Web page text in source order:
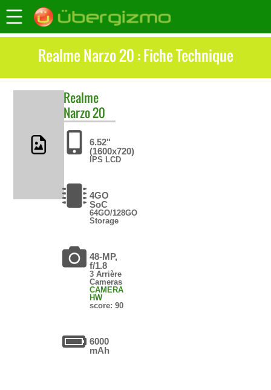
Realme Narzo 20 : Fiche Technique
Realme
Narzo 20
6.52"
(1600x720)
IPS LCD
4GO
SoC
64GO/128GO
Storage
48-MP,
f/1.8
3 Arrière
Cameras
CAMERA
HW
score: 90
6000
mAh